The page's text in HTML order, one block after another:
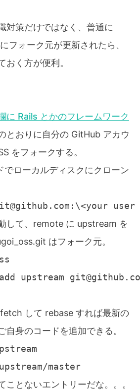
対策だけではなく、普通に
フォーク元が更新されたら、
おく方が便利。
に Rails とかのフレームワーク
とおりに自分の GitHub アカウ
をフォークする。
でローカルディスクにクローン
して、remote に upstream を
はフォーク元。
して rebase すれば最新の
自身のコードを追加できる。
ことないエントリーだな。。。